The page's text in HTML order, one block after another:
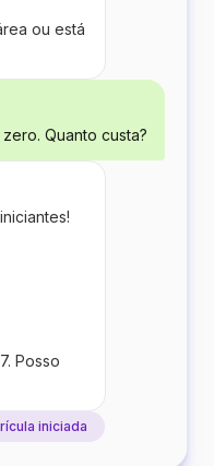
ou está
Quanto custa?
Posso
iniciada